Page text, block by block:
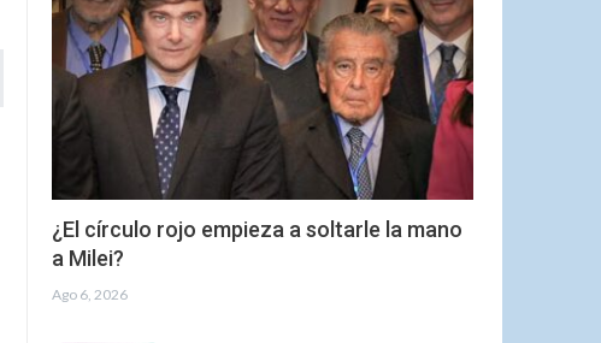
¿El círculo rojo empieza a soltarle la mano
a Milei?
Ago 6, 2026